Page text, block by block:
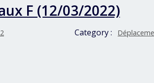
F (12/03/2022)
Category :